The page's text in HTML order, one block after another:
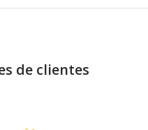
de clientes